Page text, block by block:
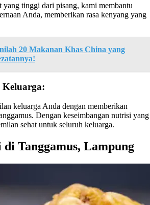
yang tinggi dari pisang, kami membantu
Anda, memberikan rasa kenyang yang
20 Makanan Khas China yang
keluarga Anda dengan memberikan
Dengan keseimbangan nutrisi yang
sehat untuk seluruh keluarga.
Tanggamus, Lampung